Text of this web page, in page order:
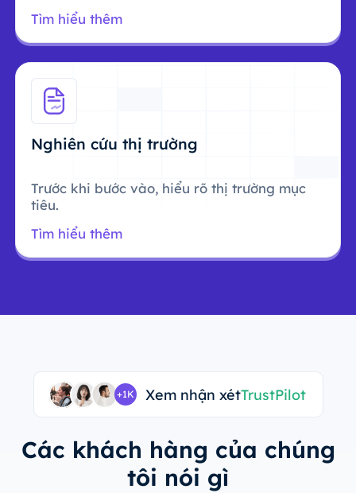
Tìm hiểu thêm
Nghiên cứu thị trường
Trước khi bước vào, hiểu rõ thị trường mục
tiêu.
Tìm hiểu thêm
+1K Xem nhận xétTrustPilot
Các khách hàng của chúng
tôi nói gì